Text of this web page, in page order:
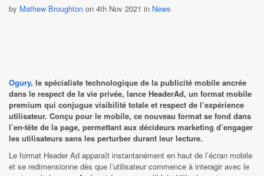
by Mathew Broughton on 4th Nov 2021 in News
Ogury, le spécialiste technologique de la publicité mobile ancrée
dans le respect de la vie privée, lance HeaderAd, un format mobile
premium qui conjugue visibilité totale et respect de l’expérience
utilisateur. Conçu pour le mobile, ce nouveau format se fond dans
l’en-tête de la page, permettant aux décideurs marketing d’engager
les utilisateurs sans les perturber durant leur lecture.
Le format Header Ad apparaît instantanément en haut de l’écran mobile
et se redimensionne dès que l’utilisateur commence à interagir avec le